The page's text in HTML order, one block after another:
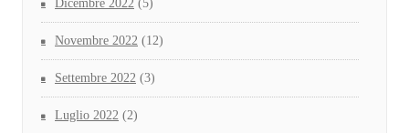
Dicembre 2022 (5)
Novembre 2022 (12)
Settembre 2022 (3)
Luglio 2022 (2)